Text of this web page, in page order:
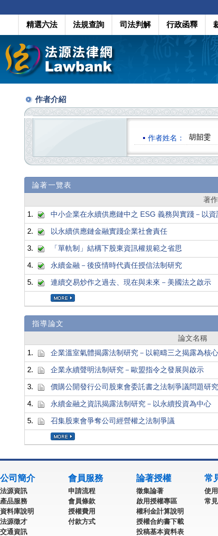
精選六法 法規查詢 司法判解 行政函釋
作者介紹
作者姓名： 胡韶雯
論著一覽表
著
1.
中小企業在永續供應鏈中之 ESG 義務與實踐－以
2. 以永續供應鏈金融實踐企業社會責任
3. 「單軌制」結構下股東資訊權規範之省思
4. 永續金融－後疫情時代責任授信法制研究
5. 連續交易炒作之過去、現在與未來－美國法之啟示
指導論文
論文名稱
1.
企業溫室氣體揭露法制研究－以範疇三之揭露為核心
2. 企業永續聲明法制研究－歐盟指令之發展與啟示
3. 價購公開發行公司股東會委託書之法制爭議問題研究
4. 永續金融之資訊揭露法制研究－以永續投資為中心
5. 召集股東會爭奪公司經營權之法制爭議
公司簡介
法源資訊
產品服務
資料庫說明
法源徵才
交通資訊
會員服務
申請流程
會員條款
授權費用
付款方式
論著授權
徵集論著
啟用授權專區
權利金計算說明
授權合約書下載
投稿基本資料表
常
使
常